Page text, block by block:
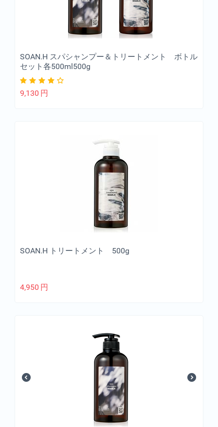
SOAN.H スパシャンプー＆トリートメント ボトル
セット各500ml500g
9,130 円
SOAN.H トリートメント 500g
4,950 円